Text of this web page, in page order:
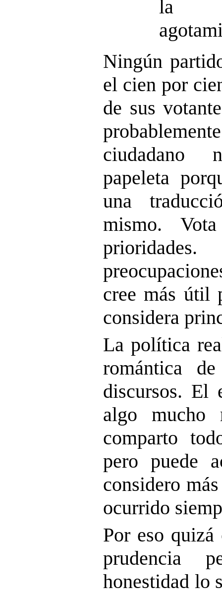
la
Ningún
el cien por
de sus
ciudadano
papeleta
una
mismo.
cree más útil
considera
La política
romántica
discursos. El
algo mucho
comparto
pero puede
considero
ocurrido
Por eso
prudencia
honestidad lo